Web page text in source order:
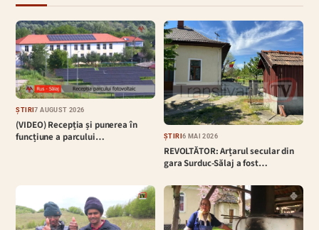
ȘTIRI7 AUGUST 2026
(VIDEO) Recepția și punerea în
funcțiune a parcului…
ȘTIRI6 MAI 2026
REVOLTĂTOR: Arțarul secular din
gara Surduc-Sălaj a fost…